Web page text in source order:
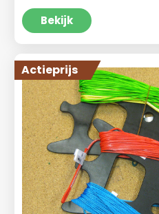
Bekijk
Actieprijs